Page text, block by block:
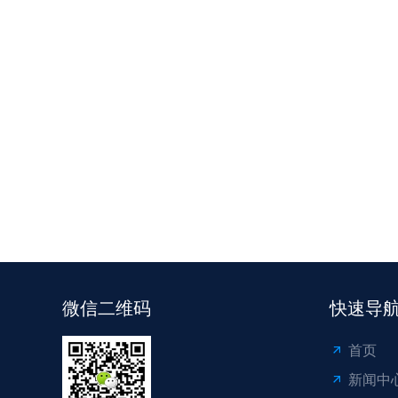
微信二维码 快速导
首页
新闻中